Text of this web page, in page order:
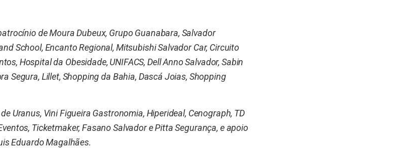
de Moura Dubeux, Grupo Guanabara, Salvador
School, Encanto Regional, Mitsubishi Salvador Car, Circuito
Hospital da Obesidade, UNIFACS, Dell Anno Salvador, Sabin
Segura, Lillet, Shopping da Bahia, Dascá Joias, Shopping
Uranus, Vini Figueira Gastronomia, Hiperideal, Cenograph, TD
Ticketmaker, Fasano Salvador e Pitta Segurança, e apoio
Eduardo Magalhães.